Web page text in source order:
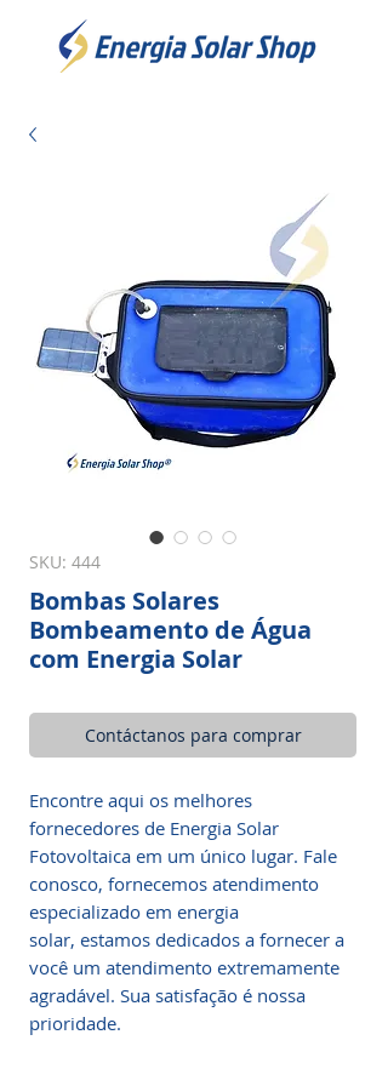
SKU: 444
Bombas Solares
Bombeamento de Água
com Energia Solar
Contáctanos para comprar
Encontre aqui os melhores
fornecedores de Energia Solar
Fotovoltaica em um único lugar. Fale
conosco, fornecemos atendimento
especializado em energia
solar, estamos dedicados a fornecer a
você um atendimento extremamente
agradável. Sua satisfação é nossa
prioridade.